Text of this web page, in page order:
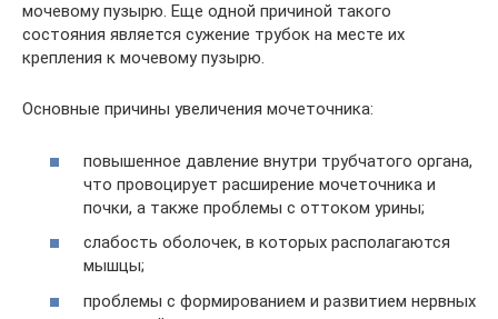
мочевому пузырю. Еще одной причиной такого
состояния является сужение трубок на месте их
крепления к мочевому пузырю.
Основные причины увеличения мочеточника:
повышенное давление внутри трубчатого органа,
что провоцирует расширение мочеточника и
почки, а также проблемы с оттоком урины;
слабость оболочек, в которых располагаются
мышцы;
проблемы с формированием и развитием нервных